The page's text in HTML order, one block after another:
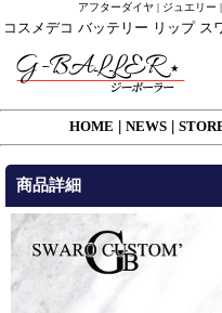
アフターダイヤ | ジュエリー
コスメデコ バッテリー リップ ス
HOME NEWS
商品詳細